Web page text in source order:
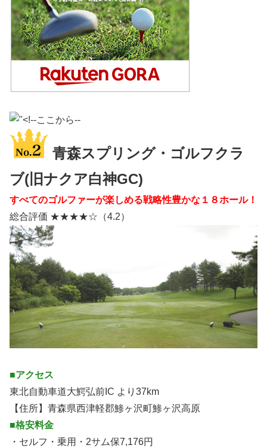
青森スプリング・ゴルフクラ
ブ(旧ナクア白神GC)
すべてのゴルファーが楽しめる戦略性豊かな１８ホール！
総合評価 ★★★★☆（4.2）
■アクセス
東北自動車道大鰐弘前IC より37km
【住所】青森県西津軽郡鯵ヶ沢町鯵ヶ沢高原
■格安料金
・セルフ・乗用・2サム保7,176円